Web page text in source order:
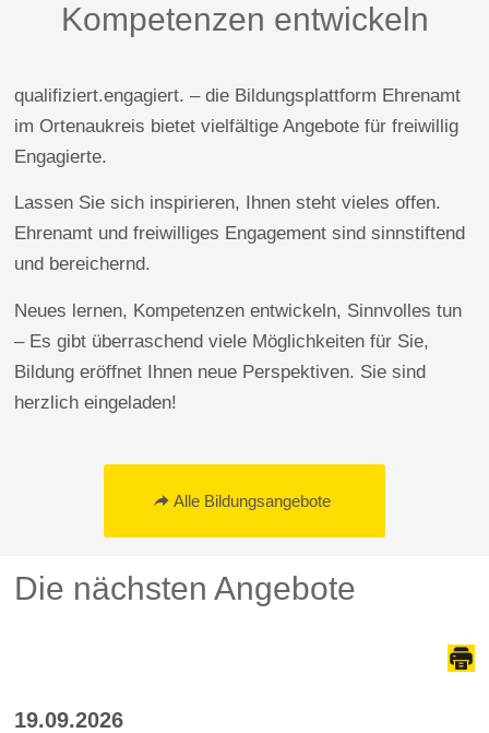
Kompetenzen entwickeln
qualifiziert.engagiert. – die Bildungsplattform Ehrenamt
im Ortenaukreis bietet vielfältige Angebote für freiwillig
Engagierte.
Lassen Sie sich inspirieren, Ihnen steht vieles offen.
Ehrenamt und freiwilliges Engagement sind sinnstiftend
und bereichernd.
Neues lernen, Kompetenzen entwickeln, Sinnvolles tun
– Es gibt überraschend viele Möglichkeiten für Sie,
Bildung eröffnet Ihnen neue Perspektiven. Sie sind
herzlich eingeladen!
Alle Bildungsangebote
Die nächsten Angebote
19.09.2026